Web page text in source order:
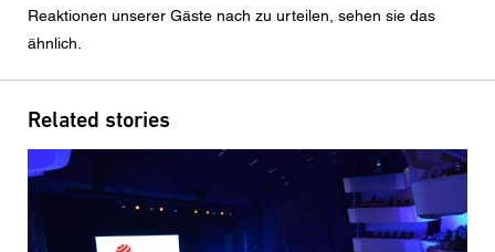
Reaktionen unserer Gäste nach zu urteilen, sehen sie das
ähnlich.
Related stories
CAPTCHA
Diese Sicherheitsfrage überprüft, ob Sie ein menschlicher
Besucher sind und verhindert automatisches Spamming.
Datenschutzerklärung